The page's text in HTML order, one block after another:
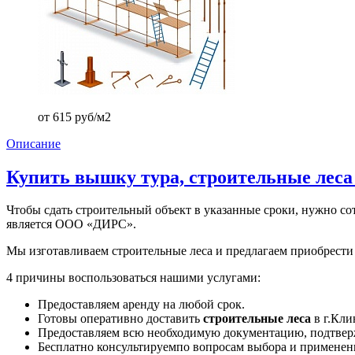
от 615 руб/м2
Описание
Купить вышку тура, строительные
Чтобы сдать строительный объект в указанные сроки, нужно
является ООО «ДИРС».
Мы изготавливаем строительные леса и предлагаем
4 причины воспользоваться нашими услугами:
Предоставляем аренду на любой срок.
Готовы оперативно доставить строительные леса в
Предоставляем всю необходимую документацию,
Бесплатно консультируемпо вопросам выбора и